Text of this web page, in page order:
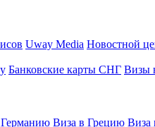
Uway Media Новостной
Банковские карты СНГ Визы
Виза в Грецию Виза